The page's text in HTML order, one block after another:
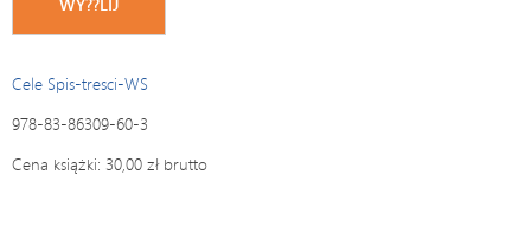
Cele Spis-tresci-WS
978-83-86309-60-3
Cena książki: 30,00 zł brutto